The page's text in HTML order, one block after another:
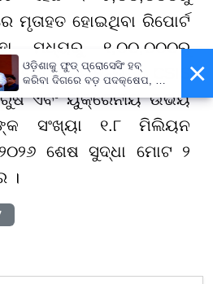
ମୃତାହତ ହୋଇଥିବା ରିପୋର୍ଟ
ମଧ୍ୟରୁ ୧,୦୦,୦୦୦ରୁ
ହରାଇଛନ୍ତି । CSIS
ଏବଂ ୟୁକ୍ରେନୀୟ ଉଭୟ
ସଂଖ୍ୟା ୧.୮ ମିଲିୟନ
ଶେଷ ସୁଦ୍ଧା ମୋଟ ୨
।
×
ଓଡ଼ିଶାକୁ ଫୁଡ୍ ପ୍ରୋସେସିଂ ହବ୍
କରିବା ଦିଗରେ ବଡ଼ ପଦକ୍ଷେପ, ୪୨